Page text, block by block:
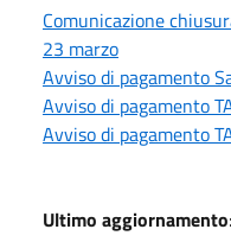
Comunicazione
23 marzo
Avviso di pagamento
Avviso di pagamento
Avviso di pagamento
Ultimo aggiornamento